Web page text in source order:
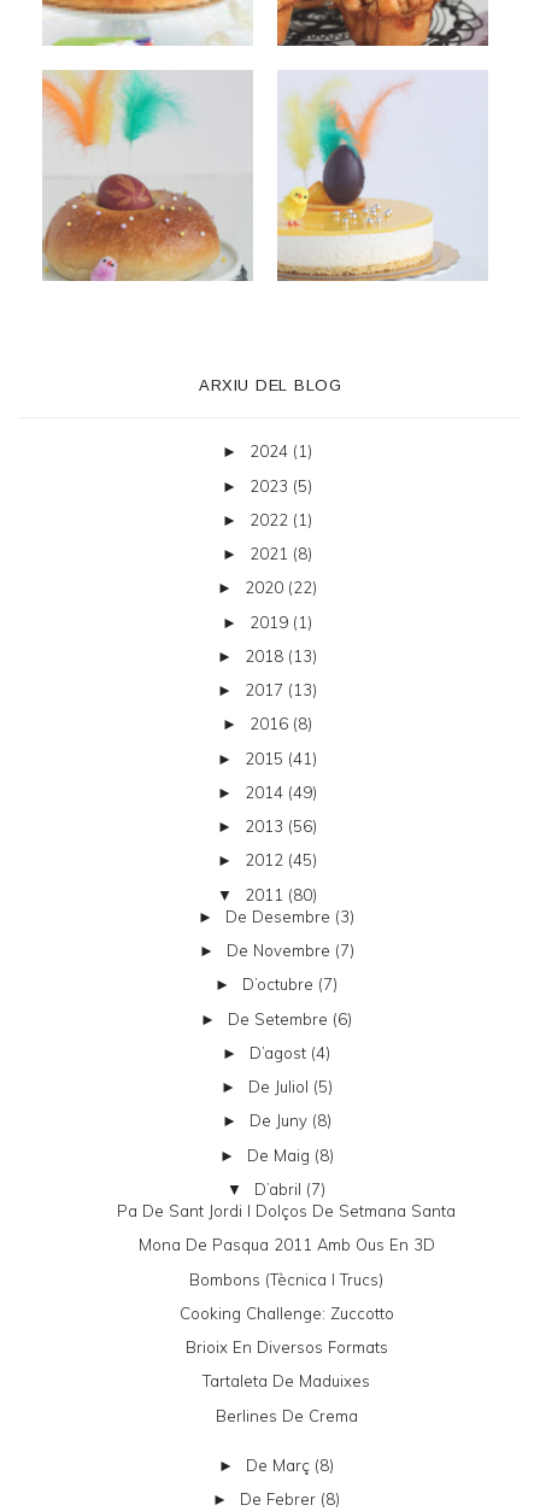
ARXIU DEL BLOG
► 2024 (1)
► 2023 (5)
► 2022 (1)
► 2021 (8)
► 2020 (22)
► 2019 (1)
► 2018 (13)
► 2017 (13)
► 2016 (8)
► 2015 (41)
► 2014 (49)
► 2013 (56)
► 2012 (45)
▼ 2011 (80)
► De Desembre (3)
► De Novembre (7)
► D’octubre (7)
► De Setembre (6)
► D’agost (4)
► De Juliol (5)
► De Juny (8)
► De Maig (8)
▼ D’abril (7)
Pa De Sant Jordi I Dolços De Setmana Santa
Mona De Pasqua 2011 Amb Ous En 3D
Bombons (tècnica I Trucs)
Cooking Challenge: Zuccotto
Brioix En Diversos Formats
Tartaleta De Maduixes
Berlines De Crema
► De Març (8)
► De Febrer (8)